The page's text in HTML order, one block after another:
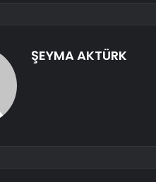
ŞEYMA AKTÜRK